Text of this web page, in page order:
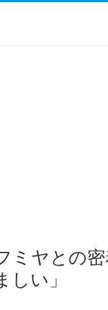
ミヤとの
しい」